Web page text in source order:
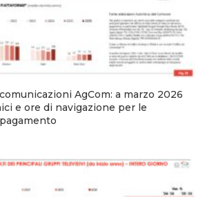
AgCom: a marzo 2026
e ore di navigazione per le